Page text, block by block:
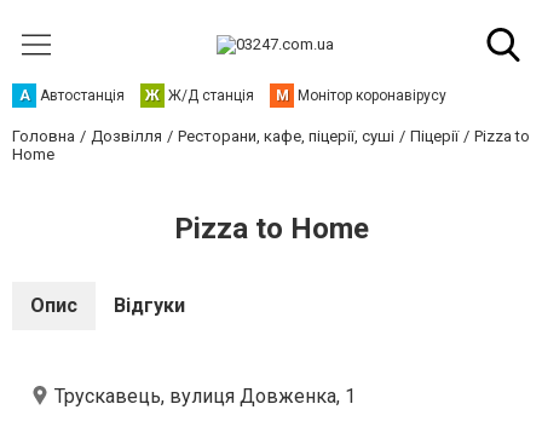
А Автостанція Ж Ж/Д станція М Монітор коронавірусу
Головна Дозвілля Ресторани, кафе, піцерії, суші Піцерії
Pizza to
Home
Pizza to Home
Опис Відгуки
Трускавець, вулиця Довженка, 1